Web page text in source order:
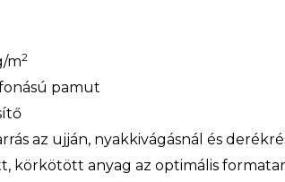
m2
pamut
az ujján, nyakkivágásnál és
körkötött anyag az optimális